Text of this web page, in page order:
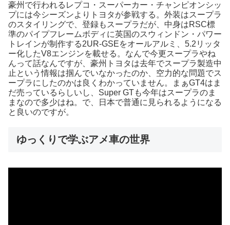
豪州で行われるレプコ・スーパーカー・チャンピオンシッ
プには今シーズンよりトヨタが参戦する。外装はスープラ
のスタイリングで、登録もスープラだが、中身はRSC標
準のパイプフレームボディに英国のスウィンドン・パワー
トレインが制作する2UR-GSEをオールアルミ、5.2リッタ
ー化したV8エンジンを載せる。なんで今更スープラやね
んって話なんですが、豪州トヨタは去年でスープラ製造中
止という情報は掴んでいなかったのか、空力的な問題でス
ープラにしたのかは良くわかっていません。まぁGT4はま
だ売っているらしいし、Super GTも今年はスープラのま
まなので多少はね。で、日本で普通に見られるようになる
と良いのですが。
ゆっくりで学ぶアメ車の世界